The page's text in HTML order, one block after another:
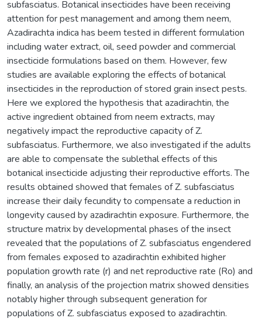
subfasciatus. Botanical insecticides have been receiving
attention for pest management and among them neem,
Azadirachta indica has beem tested in different formulation
including water extract, oil, seed powder and commercial
insecticide formulations based on them. However, few
studies are available exploring the effects of botanical
insecticides in the reproduction of stored grain insect pests.
Here we explored the hypothesis that azadirachtin, the
active ingredient obtained from neem extracts, may
negatively impact the reproductive capacity of Z.
subfasciatus. Furthermore, we also investigated if the adults
are able to compensate the sublethal effects of this
botanical insecticide adjusting their reproductive efforts. The
results obtained showed that females of Z. subfasciatus
increase their daily fecundity to compensate a reduction in
longevity caused by azadirachtin exposure. Furthermore, the
structure matrix by developmental phases of the insect
revealed that the populations of Z. subfasciatus engendered
from females exposed to azadirachtin exhibited higher
population growth rate (r) and net reproductive rate (Ro) and
finally, an analysis of the projection matrix showed densities
notably higher through subsequent generation for
populations of Z. subfasciatus exposed to azadirachtin.